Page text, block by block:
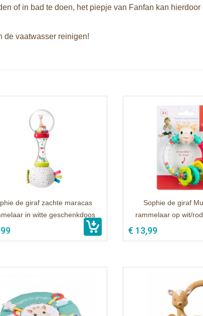
of in bad te doen, het piepje van Fanfan kan
de vaatwasser reinigen!
de giraf zachte maracas
in witte geschenkdoos
Sophie de giraf
rammelaar op wit/
€ 13,99